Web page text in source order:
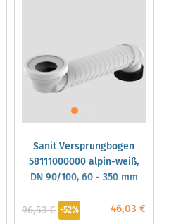
Sanit Versprungbogen
58111000000 alpin-weiß,
DN 90/100, 60 - 350 mm
46,03 €
96,53 € -52%